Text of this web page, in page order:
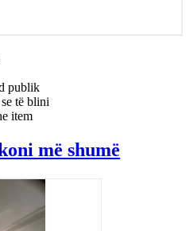
publik
të blini
item
më shumë